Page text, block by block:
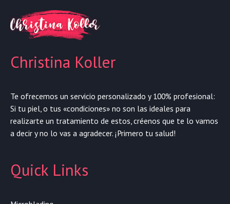
Christina Koller
Te ofrecemos un servicio personalizado y 100% profesional:
Si tu piel, o tus «condiciones» no son las ideales para
realizarte un tratamiento de estos, créenos que te lo vamos
a decir y no lo vas a agradecer. ¡Primero tu salud!
Quick Links